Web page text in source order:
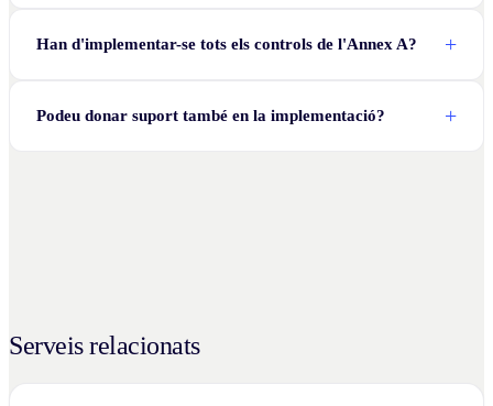
Han d'implementar-se tots els controls de l'Annex A?
Podeu donar suport també en la implementació?
Serveis relacionats